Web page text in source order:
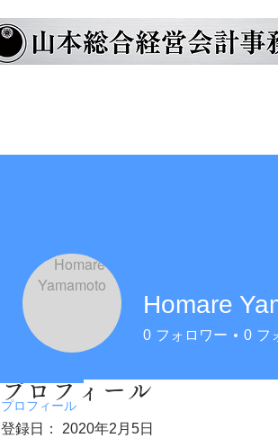
プロフィール
登録日： 2020年2月5日
Homare
0 フォロワー 0 フ
プロフィール